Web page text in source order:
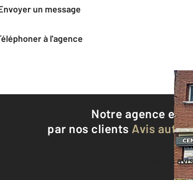
Envoyer un message
Téléphoner à l'agence
Notre agence
par nos clients Avis
Voir tous les